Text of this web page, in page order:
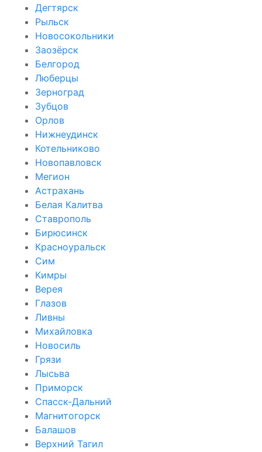
Дегтярск
Рыльск
Новосокольники
Заозёрск
Белгород
Люберцы
Зерноград
Зубцов
Орлов
Нижнеудинск
Котельниково
Новопавловск
Мегион
Астрахань
Белая Калитва
Ставрополь
Бирюсинск
Красноуральск
Сим
Кимры
Верея
Глазов
Ливны
Михайловка
Новосиль
Грязи
Лысьва
Приморск
Спасск-Дальний
Магнитогорск
Балашов
Верхний Тагил